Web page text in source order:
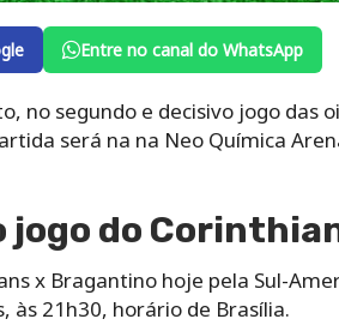
Entre no canal do WhatsApp
no segundo e decisivo jogo das
será na na Neo Química
do
x Bragantino hoje pela Sul-
às 21h30, horário de Brasília.